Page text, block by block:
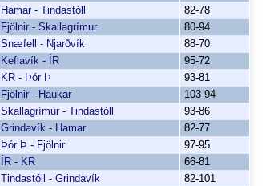
Hamar - Tindastóll
82-78
Fjölnir - Skallagrímur
80-94
Snæfell - Njarðvík
88-70
Keflavík - ÍR
95-72
KR - Þór Þ
93-81
Fjölnir - Haukar
103-94
Skallagrímur - Tindastóll
93-86
Grindavík - Hamar
82-77
Þór Þ - Fjölnir
97-95
ÍR - KR
66-81
Tindastóll - Grindavík
82-101